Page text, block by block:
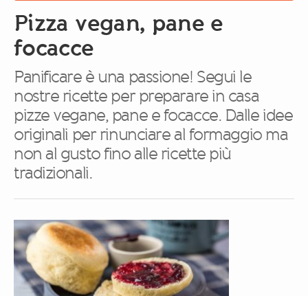
Pizza vegan, pane e
focacce
Panificare è una passione! Segui le
nostre ricette per preparare in casa
pizze vegane, pane e focacce. Dalle idee
originali per rinunciare al formaggio ma
non al gusto fino alle ricette più
tradizionali.